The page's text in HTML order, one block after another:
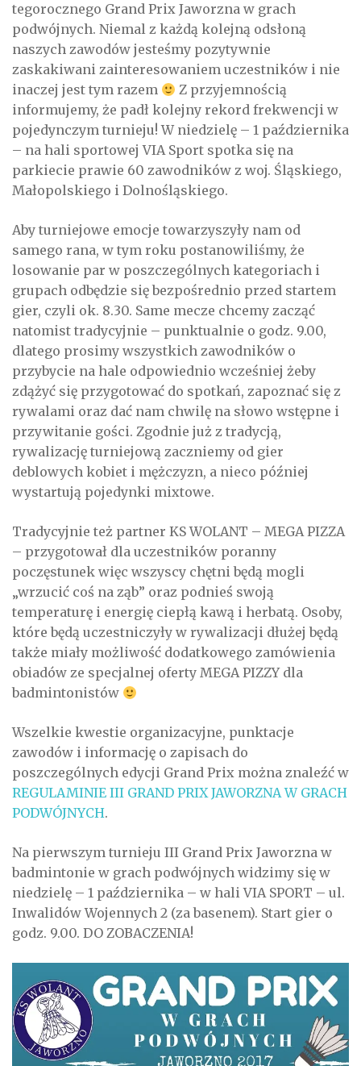
tegorocznego Grand Prix Jaworzna w grach
podwójnych. Niemal z każdą kolejną odsłoną
naszych zawodów jesteśmy pozytywnie
zaskakiwani zainteresowaniem uczestników i nie
inaczej jest tym razem
Z przyjemnością
informujemy, że padł kolejny rekord frekwencji w
pojedynczym turnieju! W niedzielę – 1 października
– na hali sportowej VIA Sport spotka się na
parkiecie prawie 60 zawodników z woj. Śląskiego,
Małopolskiego i Dolnośląskiego.
Aby turniejowe emocje towarzyszyły nam od
samego rana, w tym roku postanowiliśmy, że
losowanie par w poszczególnych kategoriach i
grupach odbędzie się bezpośrednio przed startem
gier, czyli ok. 8.30. Same mecze chcemy zacząć
natomist tradycyjnie – punktualnie o godz. 9.00,
dlatego prosimy wszystkich zawodników o
przybycie na hale odpowiednio wcześniej żeby
zdążyć się przygotować do spotkań, zapoznać się z
rywalami oraz dać nam chwilę na słowo wstępne i
przywitanie gości. Zgodnie już z tradycją,
rywalizację turniejową zaczniemy od gier
deblowych kobiet i mężczyzn, a nieco później
wystartują pojedynki mixtowe.
Tradycyjnie też partner KS WOLANT – MEGA PIZZA
– przygotował dla uczestników poranny
poczęstunek więc wszyscy chętni będą mogli
„wrzucić coś na ząb” oraz podnieś swoją
temperaturę i energię ciepłą kawą i herbatą. Osoby,
które będą uczestniczyły w rywalizacji dłużej będą
także miały możliwość dodatkowego zamówienia
obiadów ze specjalnej oferty MEGA PIZZY dla
badmintonistów
Wszelkie kwestie organizacyjne, punktacje
zawodów i informację o zapisach do
poszczególnych edycji Grand Prix można znaleźć w
REGULAMINIE III GRAND PRIX JAWORZNA W GRACH
PODWÓJNYCH.
Na pierwszym turnieju III Grand Prix Jaworzna w
badmintonie w grach podwójnych widzimy się w
niedzielę – 1 października – w hali VIA SPORT – ul.
Inwalidów Wojennych 2 (za basenem). Start gier o
godz. 9.00. DO ZOBACZENIA!